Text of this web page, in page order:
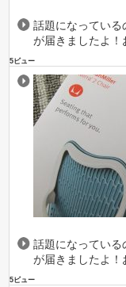
話題になっている
が届きましたよ
5ビュー
話題になっている
が届きましたよ
5ビュー